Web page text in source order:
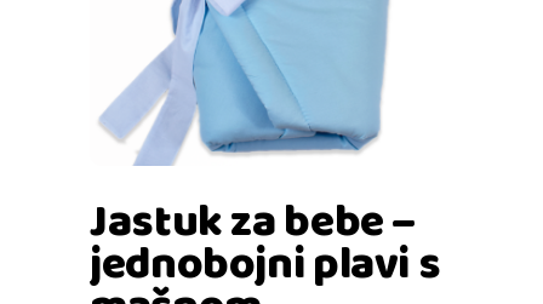
Jastuk za bebe –
jednobojni plavi s